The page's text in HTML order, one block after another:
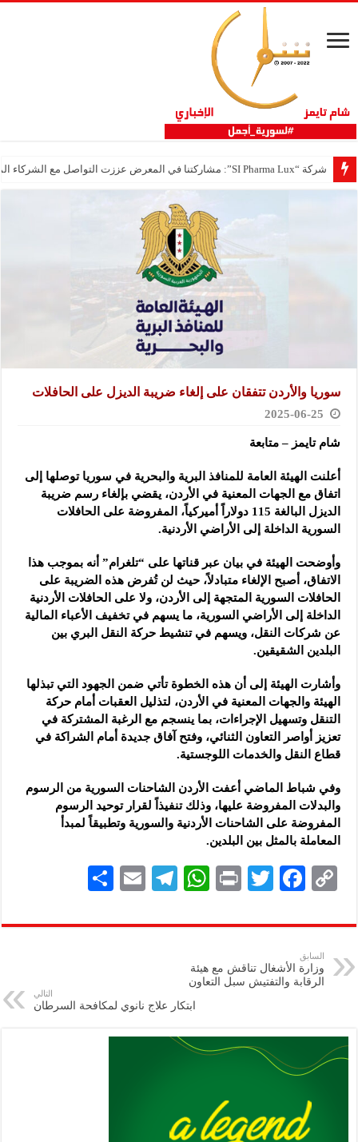
شركة “SI Pharma Lux”: مشاركتنا في المعرض عززت التواصل مع الشركاء المحليين والدوليين
سوريا والأردن تتفقان على إلغاء ضريبة الديزل على الحافلات
2025-06-25
شام تايمز – متابعة
أعلنت الهيئة العامة للمنافذ البرية والبحرية في سوريا توصلها إلى
اتفاق مع الجهات المعنية في الأردن، يقضي بإلغاء رسم ضريبة
الديزل البالغة 115 دولاراً أميركياً، المفروضة على الحافلات
السورية الداخلة إلى الأراضي الأردنية.
وأوضحت الهيئة في بيان عبر قناتها على “تلغرام” أنه بموجب هذا
الاتفاق، أصبح الإلغاء متبادلاً، حيث لن تُفرض هذه الضريبة على
الحافلات السورية المتجهة إلى الأردن، ولا على الحافلات الأردنية
الداخلة إلى الأراضي السورية، ما يسهم في تخفيف الأعباء المالية
عن شركات النقل، ويسهم في تنشيط حركة النقل البري بين
البلدين الشقيقين.
وأشارت الهيئة إلى أن هذه الخطوة تأتي ضمن الجهود التي تبذلها
الهيئة والجهات المعنية في الأردن، لتذليل العقبات أمام حركة
التنقل وتسهيل الإجراءات، بما ينسجم مع الرغبة المشتركة في
تعزيز أواصر التعاون الثنائي، وفتح آفاق جديدة أمام الشراكة في
قطاع النقل والخدمات اللوجستية.
وفي شباط الماضي أعفت الأردن الشاحنات السورية من الرسوم
والبدلات المفروضة عليها، وذلك تنفيذاً لقرار توحيد الرسوم
المفروضة على الشاحنات الأردنية والسورية وتطبيقاً لمبدأ
المعاملة بالمثل بين البلدين.
C
p
y
Li
k
F
eb
k
T
tt
P
nt
W
at
p
p
Te
gr
E
ai
ar
السابق
وزارة الأشغال تناقش مع هيئة
الرقابة والتفتيش سبل التعاون
التالي
ابتكار علاج نانوي لمكافحة السرطان